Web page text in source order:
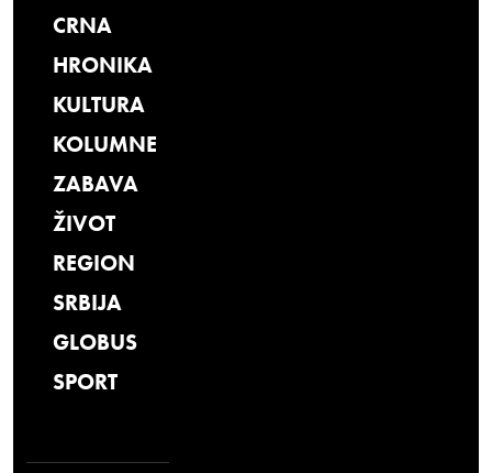
CRNA
HRONIKA
KULTURA
KOLUMNE
ZABAVA
ŽIVOT
REGION
SRBIJA
GLOBUS
SPORT